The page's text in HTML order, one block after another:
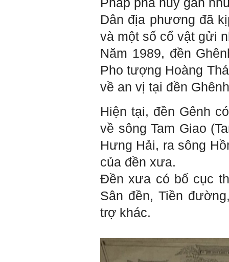
Pháp phá hủy gần
Dân địa phương đã
và một số cổ vật gửi
Năm 1989, đền
Pho tượng Hoàng
về an vị tại đền
Hiện tại, đền Gênh
về sông Tam Giao
Hưng Hải, ra sông
của đền xưa.
Đền xưa có bố cục
Sân đền, Tiền
trợ khác.